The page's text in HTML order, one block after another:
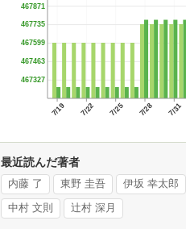
7/19 7/22 7/25 7/28 7/31
467327
467463
467599
467735
467871
最近読んだ著者
内藤 了 東野 圭吾 伊坂 幸太郎
中村 文則 辻村 深月